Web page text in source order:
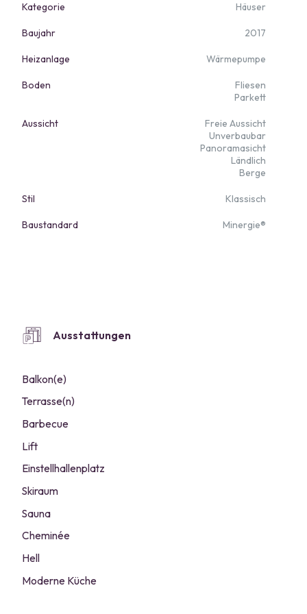
Kategorie Häuser
Baujahr 2017
Heizanlage Wärmepumpe
Boden
Fliesen
Parkett
Aussicht
Freie Aussicht
Unverbaubar
Panoramasicht
Ländlich
Berge
Stil Klassisch
Baustandard Minergie®
Ausstattungen
Balkon(e)
Terrasse(n)
Barbecue
Lift
Einstellhallenplatz
Skiraum
Sauna
Cheminée
Hell
Moderne Küche